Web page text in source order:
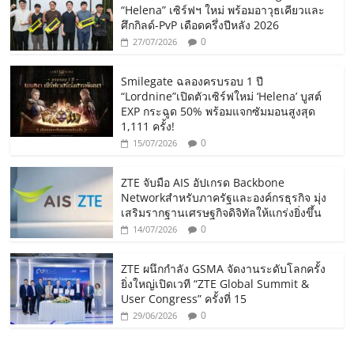
“Helena” เซิร์ฟฯ ใหม่ พร้อมอาวุธเคียวและ
ศึกกิลด์-PvP เดือดครึ่งปีหลัง 2026
27/07/2026 0
Smilegate ฉลองครบรอบ 1 ปี
“Lordnine”เปิดตัวเซิร์ฟใหม่ ‘Helena’ บูสต์
EXP กระฉูด 50% พร้อมแจกซัมมอนสูงสุด
1,111 ครั้ง!
15/07/2026 0
ZTE จับมือ AIS อัปเกรด Backbone
Networkสำหรับภาครัฐและองค์กรธุรกิจ มุ่ง
เสริมรากฐานเศรษฐกิจดิจิทัลให้แกร่งยิ่งขึ้น
14/07/2026 0
ZTE ผนึกกำลัง GSMA จัดงานระดับโลกครั้ง
ยิ่งใหญ่เปิดเวที “ZTE Global Summit &
User Congress” ครั้งที่ 15
29/06/2026 0